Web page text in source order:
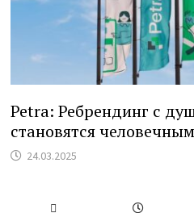
Petra: Ребрендинг с
становятся
24.03.2025